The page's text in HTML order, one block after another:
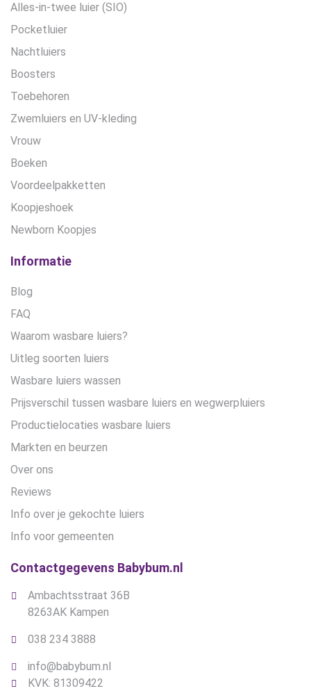
Alles-in-twee luier (SIO)
Pocketluier
Nachtluiers
Boosters
Toebehoren
Zwemluiers en UV-kleding
Vrouw
Boeken
Voordeelpakketten
Koopjeshoek
Newborn Koopjes
Informatie
Blog
FAQ
Waarom wasbare luiers?
Uitleg soorten luiers
Wasbare luiers wassen
Prijsverschil tussen wasbare luiers en wegwerpluiers
Productielocaties wasbare luiers
Markten en beurzen
Over ons
Reviews
Info over je gekochte luiers
Info voor gemeenten
Contactgegevens Babybum.nl
Ambachtsstraat 36B
8263AK Kampen
038 234 3888
info@babybum.nl
KVK: 81309422